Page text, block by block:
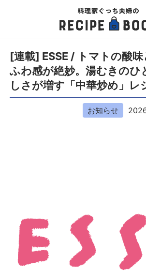
[連載] ESSE / トマトの酸
ふわ感が絶妙。湯むきのひ
しさが増す「中華炒め」レ
お知らせ